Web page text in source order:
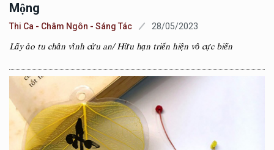
Mộng
Thi Ca - Châm Ngôn - Sáng Tác 28/05/2023
Lấy ảo tu chân vĩnh cửu an/ Hữu hạn triển hiện vô cực biến